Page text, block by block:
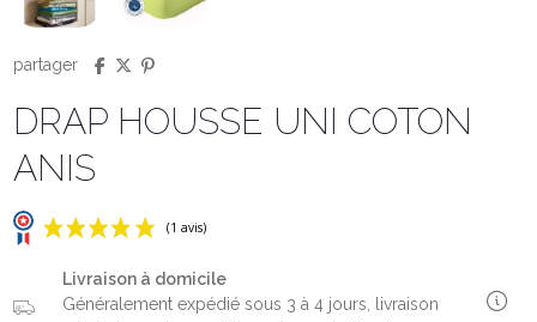
partager
DRAP HOUSSE UNI COTON
ANIS
Livraison à domicile
Généralement expédié sous 3 à 4 jours, livraison